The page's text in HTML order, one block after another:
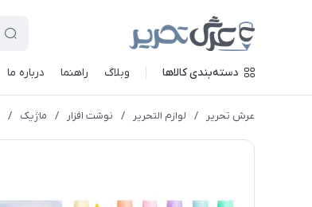
دسته‌بندی کالاها وبلاگ راهنما درباره ما
عرش تحریر / لوازم التحریر / نوشت افزار / ماژیک /